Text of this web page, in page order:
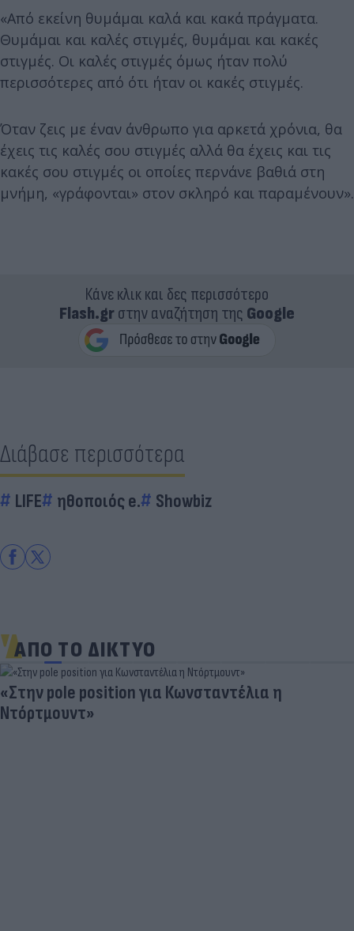
«Από εκείνη θυμάμαι καλά και κακά πράγματα.
Θυμάμαι και καλές στιγμές, θυμάμαι και κακές
στιγμές. Οι καλές στιγμές όμως ήταν πολύ
περισσότερες από ότι ήταν οι κακές στιγμές.
Όταν ζεις με έναν άνθρωπο για αρκετά χρόνια, θα
έχεις τις καλές σου στιγμές αλλά θα έχεις και τις
κακές σου στιγμές οι οποίες περνάνε βαθιά στη
μνήμη, «γράφονται» στον σκληρό και παραμένουν».
Κάνε κλικ και δες περισσότερο
Flash.grστην αναζήτηση της Google
Διάβασε περισσότερα
LIFE ηθοποιός e. Showbiz
ΑΠΟ ΤΟ ΔΙΚΤΥΟ
«Στην pole position για Κωνσταντέλια η
Ντόρτμουντ»